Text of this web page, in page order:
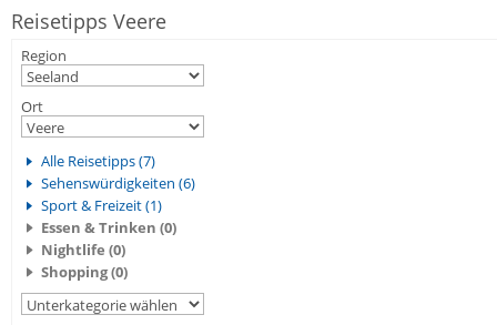
Reisetipps Veere
Region
Ort
Alle Reisetipps (7)
Sehenswürdigkeiten (6)
Sport & Freizeit (1)
Essen & Trinken (0)
Nightlife (0)
Shopping (0)